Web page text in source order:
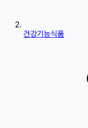
건강기능식품